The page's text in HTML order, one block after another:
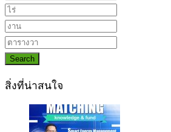
Search
สิ่งที่น่าสนใจ